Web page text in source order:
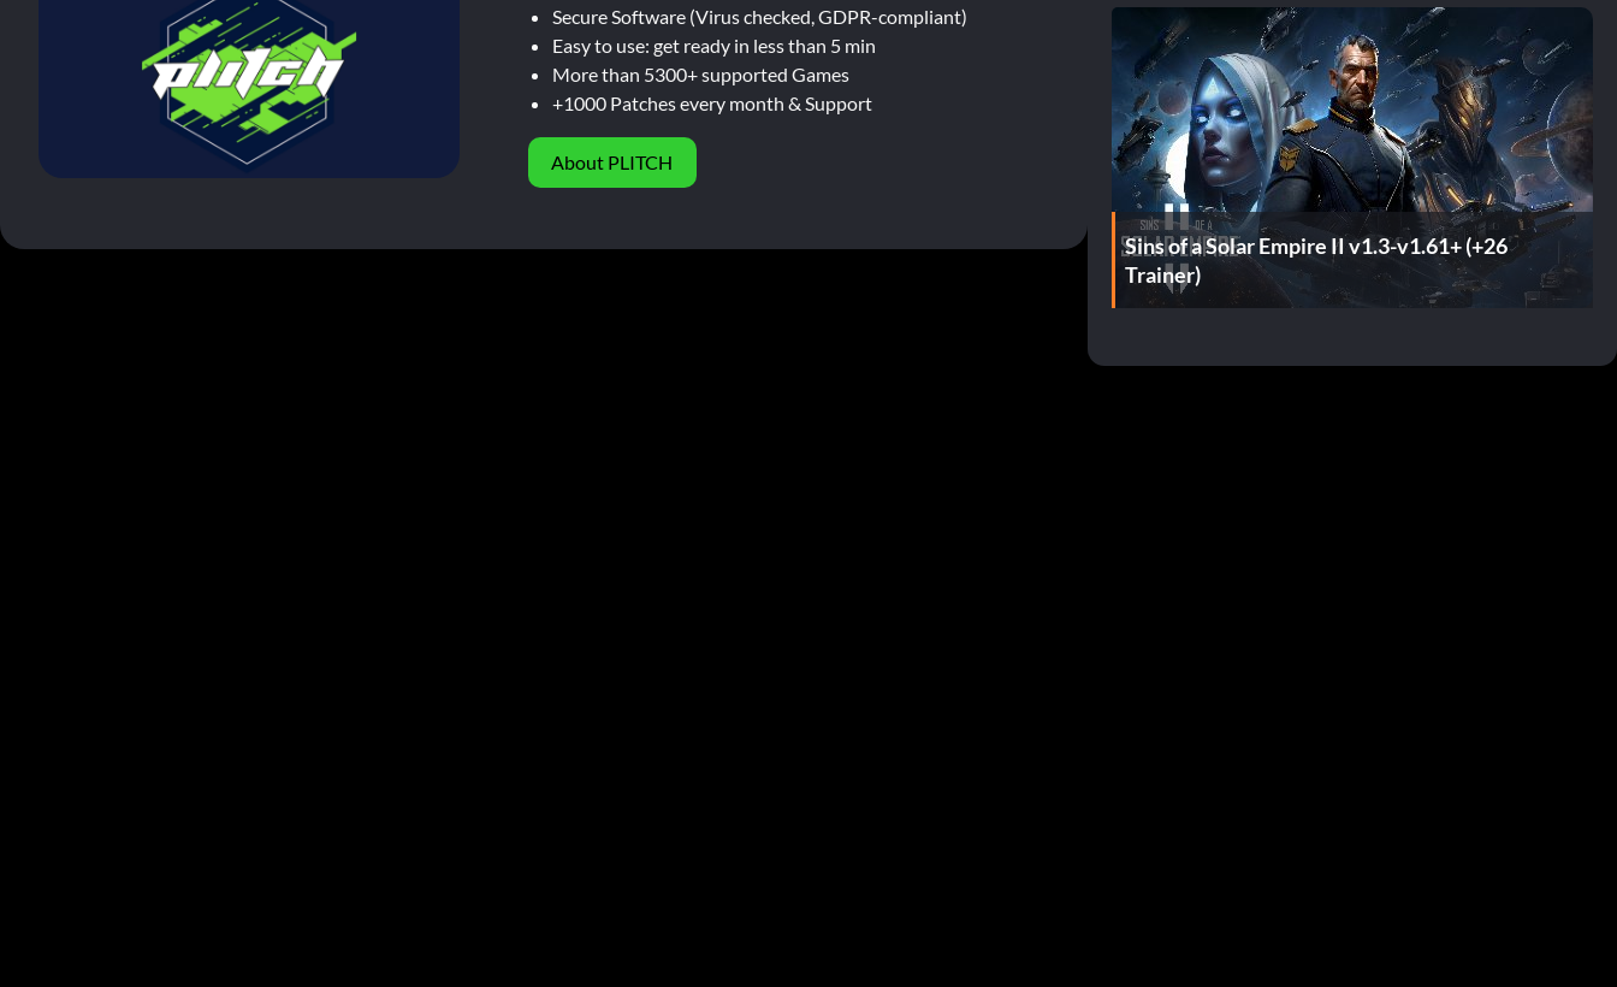
Secure Software (Virus checked, GDPR-compliant)
Easy to use: get ready in less than 5 min
More than 5300+ supported Games
+1000 Patches every month & Support
About PLITCH
Sins of a Solar Empire II v1.3-v1.61+ (+26
Trainer)